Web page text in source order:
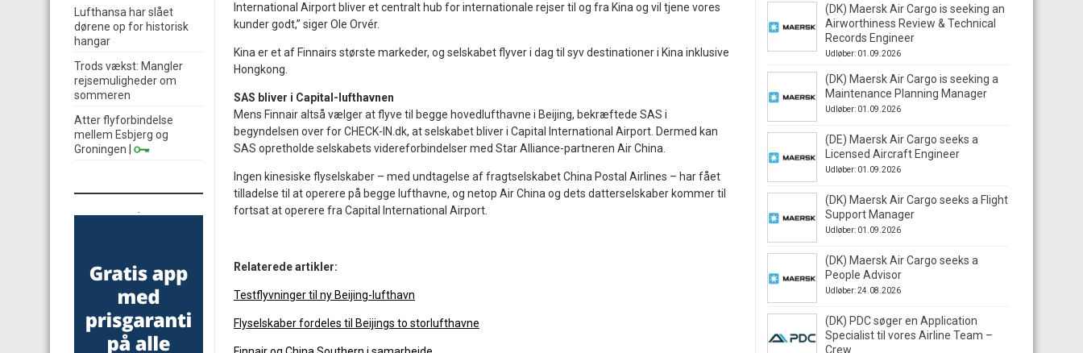
International Airport bliver et centralt hub for internationale rejser til og fra Kina og vil tjene vores
kunder godt,” siger Ole Orvér.
Kina er et af Finnairs største markeder, og selskabet flyver i dag til syv destinationer i Kina inklusive
Hongkong.
SAS bliver i Capital-lufthavnen
Mens Finnair altså vælger at flyve til begge hovedlufthavne i Beijing, bekræftede SAS i
begyndelsen over for CHECK-IN.dk, at selskabet bliver i Capital International Airport. Dermed kan
SAS opretholde selskabets videreforbindelser med Star Alliance-partneren Air China.
Ingen kinesiske flyselskaber – med undtagelse af fragtselskabet China Postal Airlines – har fået
tilladelse til at operere på begge lufthavne, og netop Air China og dets datterselskaber kommer til
fortsat at operere fra Capital International Airport.
Relaterede artikler:
Testflyvninger til ny Beijing-lufthavn
Flyselskaber fordeles til Beijings to storlufthavne
Lufthansa har slået
dørene op for historisk
hangar
Trods vækst: Mangler
rejsemuligheder om
sommeren
Atter flyforbindelse
mellem Esbjerg og
Groningen
(DK) Maersk Air Cargo is seeking an
Airworthiness Review & Technical
Records Engineer
Udløber: 01.09.2026
(DK) Maersk Air Cargo is seeking a
Maintenance Planning Manager
Udløber: 01.09.2026
(DE) Maersk Air Cargo seeks a
Licensed Aircraft Engineer
Udløber: 01.09.2026
(DK) Maersk Air Cargo seeks a Flight
Support Manager
Udløber: 01.09.2026
(DK) Maersk Air Cargo seeks a
People Advisor
Udløber: 24.08.2026
(DK) PDC søger en Application
Specialist til vores Airline Team –
Crew